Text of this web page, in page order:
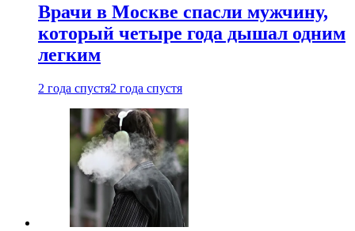
Врачи в Москве спасли мужчину,
который четыре года дышал одним
легким
2 года спустя2 года спустя